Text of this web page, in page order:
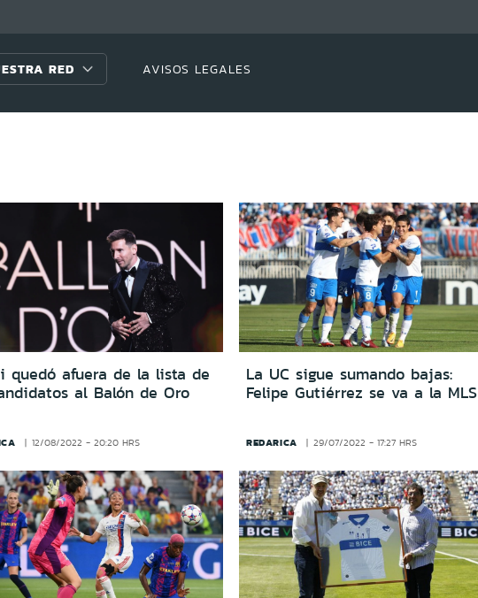
RED AVISOS LEGALES
quedó afuera de la lista de
al Balón de Oro
12/08/2022 - 20:20 HRS
La UC sigue sumando bajas:
Felipe Gutiérrez se va a la MLS
REDARICA 29/07/2022 - 17:27 HRS